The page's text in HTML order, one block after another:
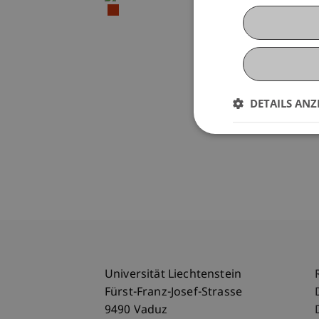
Universität Liechtenstein
Fürst-Franz-Josef-Strasse
9490 Vaduz
DETAILS